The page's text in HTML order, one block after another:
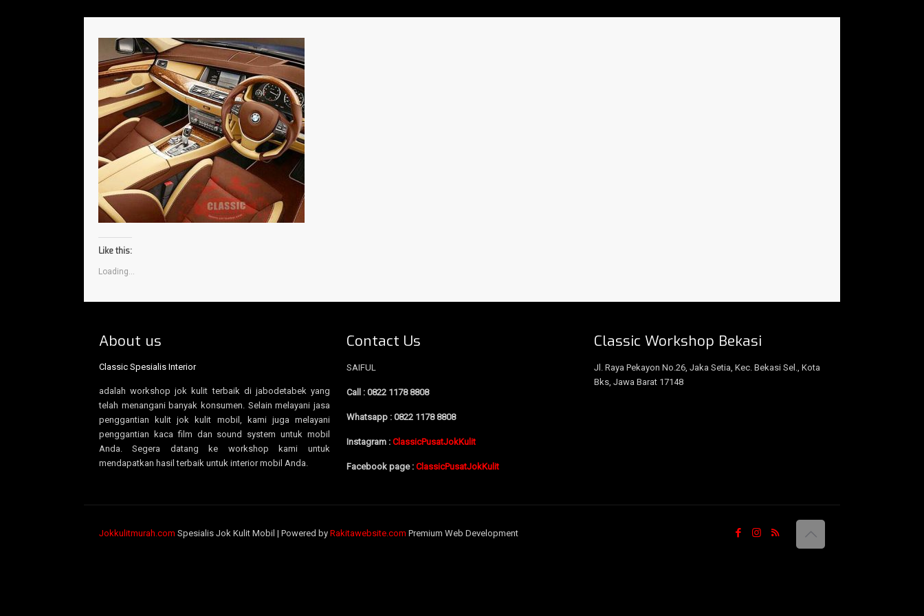
Like this:
Loading...
About us
Classic Spesialis Interior
adalah workshop jok kulit terbaik di jabodetabek yang
telah menangani banyak konsumen. Selain melayani jasa
penggantian kulit jok kulit mobil, kami juga melayani
penggantian kaca film dan sound system untuk mobil
Anda. Segera datang ke workshop kami untuk
mendapatkan hasil terbaik untuk interior mobil Anda.
Contact Us
SAIFUL
Call : 0822 1178 8808
Whatsapp : 0822 1178 8808
Instagram : ClassicPusatJokKulit
Facebook page : ClassicPusatJokKulit
Classic Workshop Bekasi
Jl. Raya Pekayon No.26, Jaka Setia, Kec. Bekasi Sel., Kota
Bks, Jawa Barat 17148
Jokkulitmurah.com Spesialis Jok Kulit Mobil | Powered by Rakitawebsite.com Premium Web Development